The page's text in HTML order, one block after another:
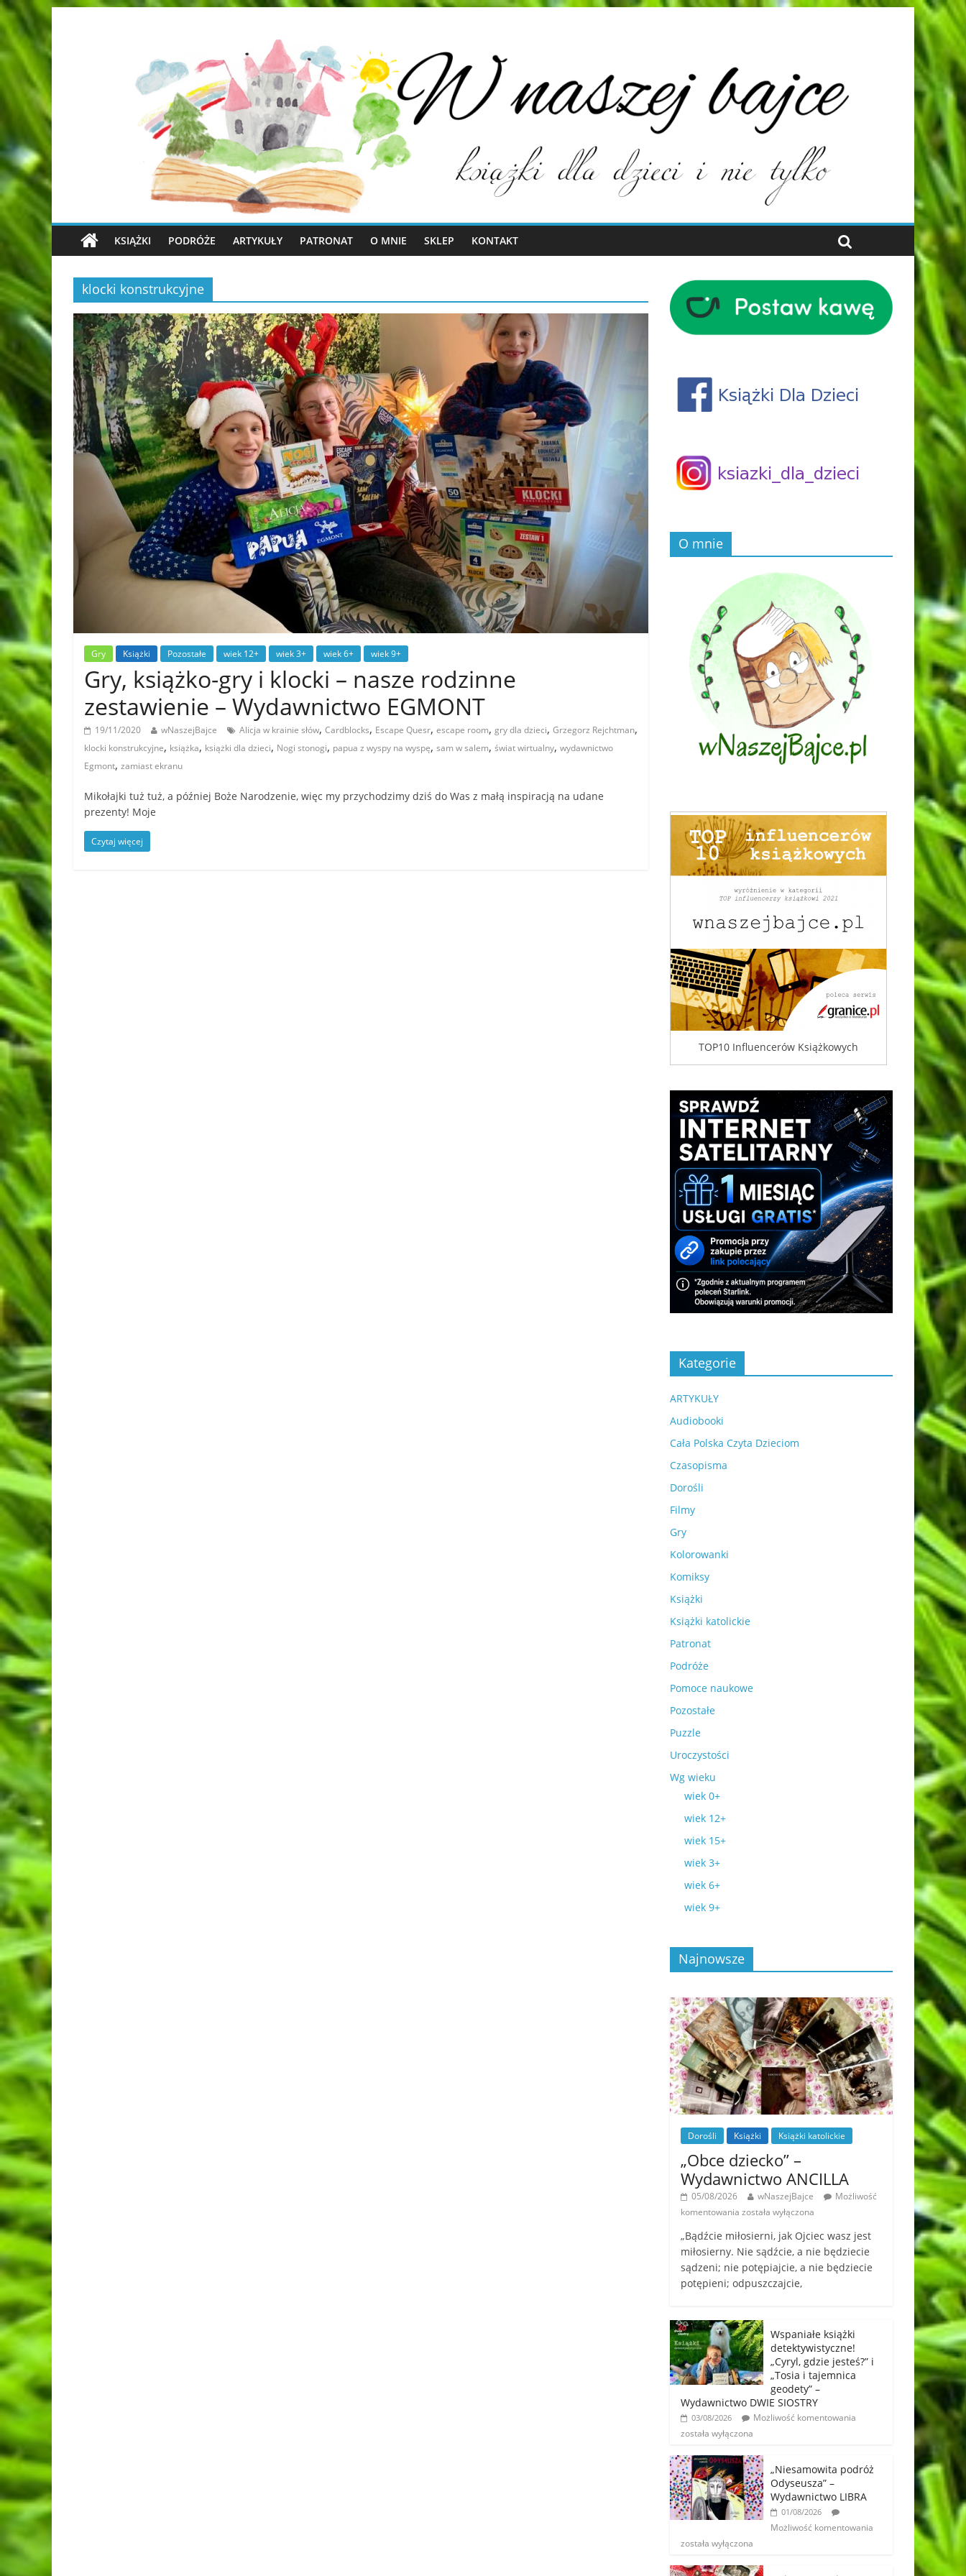
KSIĄŻKI PODRÓŻE ARTYKUŁY PATRONAT O MNIE SKLEP KONTAKT
klocki konstrukcyjne
Gry Książki Pozostałe wiek 12+ wiek 3+ wiek 6+ wiek 9+
Gry, książko-gry i klocki – nasze rodzinne
zestawienie – Wydawnictwo EGMONT
19/11/2020 wNaszejBajce Alicja w krainie słów, Cardblocks, Escape Quesr, escape room, gry dla dzieci, Grzegorz Rejchtman,
klocki konstrukcyjne, książka, książki dla dzieci, Nogi stonogi, papua z wyspy na wyspę, sam w salem, świat wirtualny, wydawnictwo
Egmont, zamiast ekranu
Mikołajki tuż tuż, a później Boże Narodzenie, więc my przychodzimy dziś do Was z małą inspiracją na udane
prezenty! Moje
Czytaj więcej
O mnie
TOP10 Influencerów Książkowych
Kategorie
ARTYKUŁY
Audiobooki
Cała Polska Czyta Dzieciom
Czasopisma
Dorośli
Filmy
Gry
Kolorowanki
Komiksy
Książki
Książki katolickie
Patronat
Podróże
Pomoce naukowe
Pozostałe
Puzzle
Uroczystości
Wg wieku
wiek 0+
wiek 12+
wiek 15+
wiek 3+
wiek 6+
wiek 9+
Najnowsze
Dorośli Książki Książki katolickie
„Obce dziecko” –
Wydawnictwo ANCILLA
05/08/2026 wNaszejBajce
Możliwość
komentowania została wyłączona
„Bądźcie miłosierni, jak Ojciec wasz jest
miłosierny. Nie sądźcie, a nie będziecie
sądzeni; nie potępiajcie, a nie będziecie
potępieni; odpuszczajcie,
Wspaniałe książki
detektywistyczne!
„Cyryl, gdzie jesteś?” i
„Tosia i tajemnica
geodety” –
Wydawnictwo DWIE SIOSTRY
03/08/2026
Możliwość komentowania
została wyłączona
„Niesamowita podróż
Odyseusza” –
Wydawnictwo LIBRA
01/08/2026
Możliwość komentowania
została wyłączona